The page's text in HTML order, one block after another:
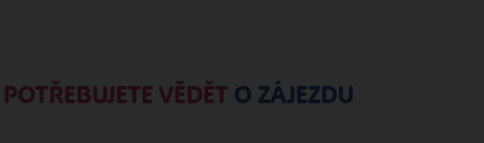
POTŘEBUJETE VĚDĚT O ZÁJEZDU